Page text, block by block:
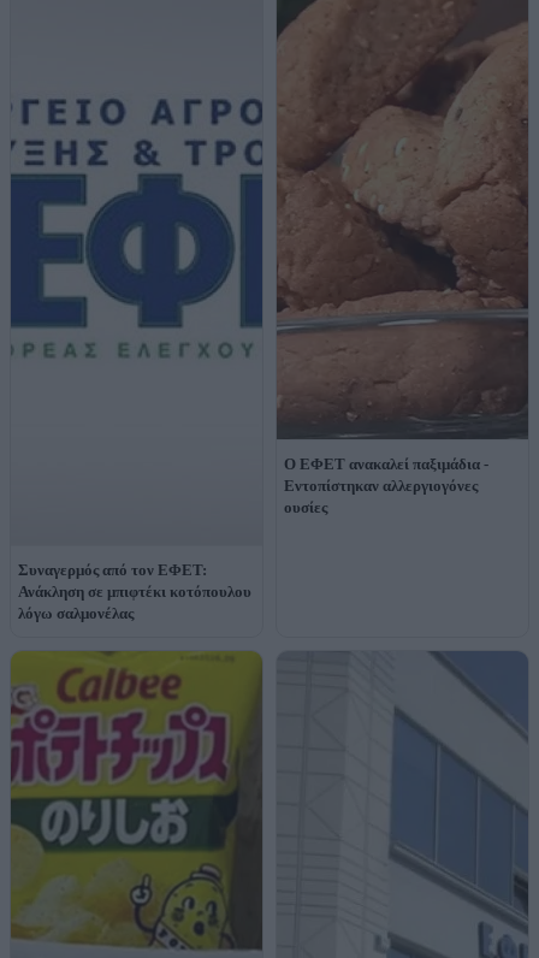
Συναγερμός από τον ΕΦΕΤ:
Ανάκληση σε μπιφτέκι κοτόπουλου
λόγω σαλμονέλας
Ο ΕΦΕΤ ανακαλεί παξιμάδια -
Εντοπίστηκαν αλλεργιογόνες
ουσίες